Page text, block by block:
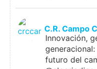
C.R. Campo
Innovación,
futuro del